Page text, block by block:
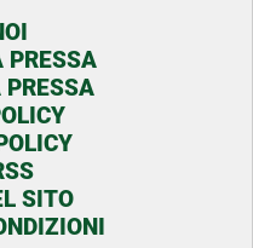
PRESSA
PRESSA
SITO